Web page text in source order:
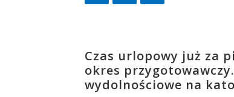
Czas urlopowy już za
okres
wydolnościowe na